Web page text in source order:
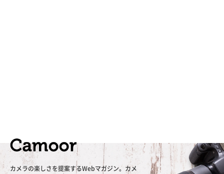
カメラの楽しさを提案するWebマガジン。カメ